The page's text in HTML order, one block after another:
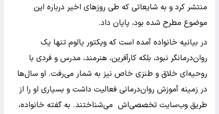
منتشر کرد و به شایعاتی که طی روزهای اخیر درباره این
موضوع مطرح شده بود، پایان داد.
در بیانیه خانواده آمده است که ویکتور یالوم تنها یک
روان‌درمانگر نبود، بلکه کارآفرین، هنرمند، مدرس و فردی با
روحیه‌ای خلاق و طنزی خاص نیز به شمار می‌رفت. او سال‌ها
در زمینه آموزش روان‌درمانی فعالیت داشت و بسیاری او را از
طریق وب‌سایت تخصصی‌اش می‌شناختند. به گفته خانواده،